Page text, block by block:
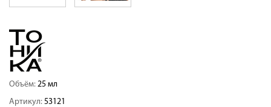
Объём: 25 мл
Артикул: 53121